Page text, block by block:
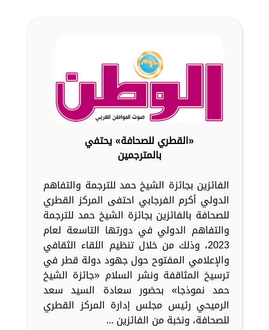
«القطري للصحافة» يحتفي
بالمترجمين
الفائزين بجائزة الشيخ حمد للترجمة والتفاهم
الدولي أكرم الفرجابي احتفى المركز القطري
للصحافة بالفائزين بجائزة الشيخ حمد للترجمة
والتفاهم الدولي في دورتها التاسعة لعام
2023، وذلك من خلال تنظيم اللقاء الثقافي
والإعلامي المفتوح حول جهود دولة قطر في
ترسيخ المثاقفة ونشر السلام «جائزة الشيخ
حمد نموذجا» بحضور سعادة السيد سعد
الرميحي رئيس مجلس إدارة المركز القطري
للصحافة، ونخبة من الفائزين ...